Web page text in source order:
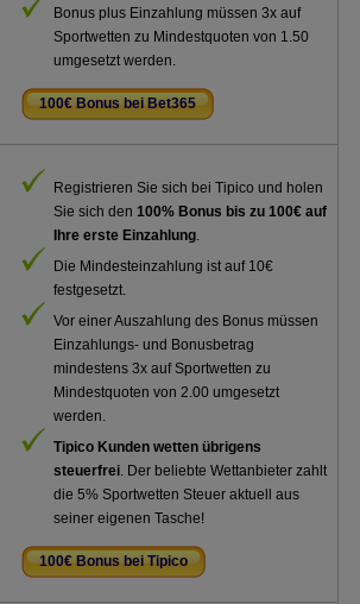
Bonus plus Einzahlung müssen 3x auf
Sportwetten zu Mindestquoten von 1.50
umgesetzt werden.
100€ Bonus bei Bet365
Registrieren Sie sich bei Tipico und holen
Sie sich den100% Bonus bis zu 100€ auf
Ihre erste Einzahlung.
Die Mindesteinzahlung ist auf 10€
festgesetzt.
Vor einer Auszahlung des Bonus müssen
Einzahlungs- und Bonusbetrag
mindestens 3x auf Sportwetten zu
Mindestquoten von 2.00 umgesetzt
werden.
Tipico Kunden wetten übrigens
steuerfrei. Der beliebte Wettanbieter zahlt
die 5% Sportwetten Steuer aktuell aus
seiner eigenen Tasche!
100€ Bonus bei Tipico